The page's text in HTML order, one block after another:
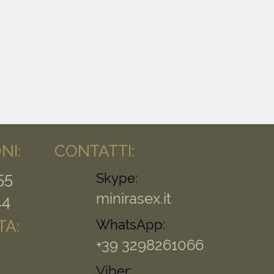
CONTATTI:
Skype:
minirasex.it
WhatsApp:
+39 3298261066